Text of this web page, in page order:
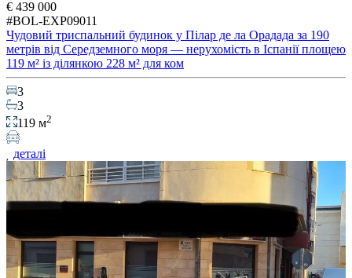
€ 439 000
#BOL-EXP09011
Чудовий триспальний будинок у Пілар де ла Орадада за 190
метрів від Середземного моря — нерухомість в Іспанії площею
119 м² із ділянкою 228 м² для ком
3
3
119 м2
деталі